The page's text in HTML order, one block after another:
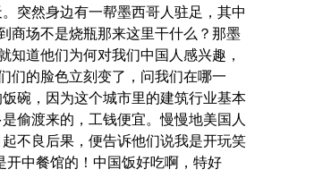
突然身边有一帮墨西哥人驻足，其中
商场不是烧瓶那来这里干什么？那墨
知道他们为何对我们中国人感兴趣，
们的脸色立刻变了，问我们在哪一
碗，因为这个城市里的建筑行业基本
偷渡来的，工钱便宜。慢慢地美国人
不良后果，便告诉他们说我是开玩笑
中餐馆的！中国饭好吃啊，特好